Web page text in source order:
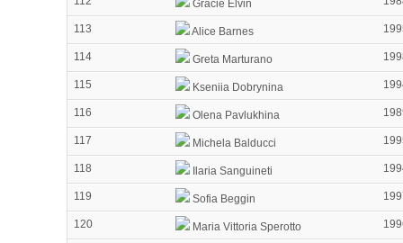
Gracie Elvin
113 Alice Barnes
114 Greta Marturano
115 Kseniia Dobrynina
116 Olena Pavlukhina
117 Michela Balducci
118 Ilaria Sanguineti
119 Sofia Beggin
120 Maria Vittoria Sperotto